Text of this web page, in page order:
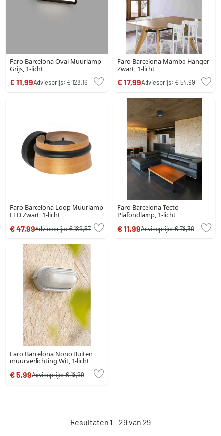
Faro Barcelona Oval Muurlamp
Grijs, 1-licht
€ 11,99Adviesprijs:€ 128,16
Faro Barcelona Mambo Hanger
Zwart, 1-licht
€ 17,99Adviesprijs:€ 54,99
Faro Barcelona Loop Muurlamp
LED Zwart, 1-licht
€ 47,99Adviesprijs:€ 189,57
Faro Barcelona Tecto
Plafondlamp, 1-licht
€ 11,99Adviesprijs:€ 78,30
Faro Barcelona Nono Buiten
muurverlichting Wit, 1-licht
€ 5,99Adviesprijs:€ 18,99
Resultaten 1 - 29 van 29